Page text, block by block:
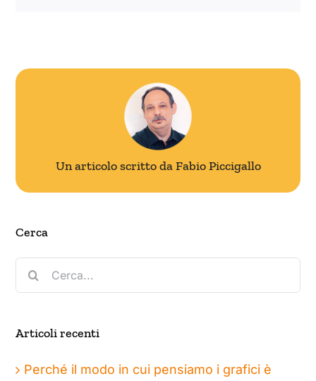
Un articolo scritto da Fabio Piccigallo
Cerca
Cerca
per:
Articoli recenti
Perché il modo in cui pensiamo i grafici è